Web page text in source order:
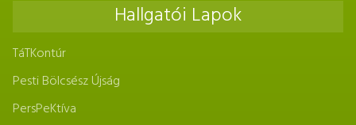
Hallgatói Lapok
TáTKontúr
Pesti Bölcsész Újság
PersPeKtíva